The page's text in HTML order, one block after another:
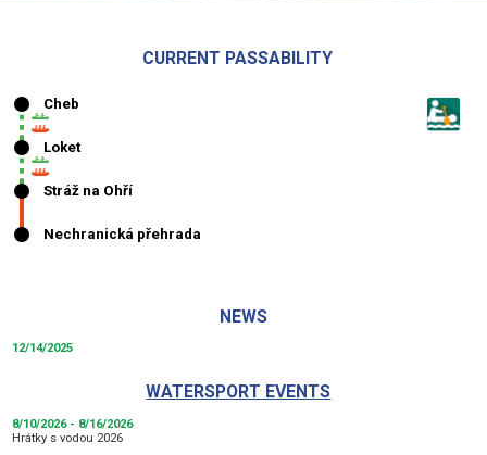
CURRENT PASSABILITY
NEWS
12/14/2025
WATERSPORT EVENTS
8/10/2026 - 8/16/2026
Hrátky s vodou 2026